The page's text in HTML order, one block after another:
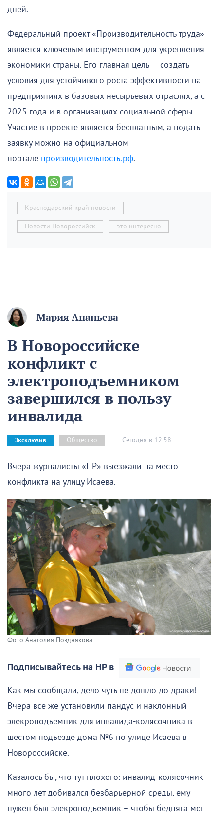
дней.
Федеральный проект «Производительность труда»
является ключевым инструментом для укрепления
экономики страны. Его главная цель — создать
условия для устойчивого роста эффективности на
предприятиях в базовых несырьевых отраслях, а с
2025 года и в организациях социальной сферы.
Участие в проекте является бесплатным, а подать
заявку можно на официальном
портале производительность.рф.
Краснодарский край новости
Новости Новороссийск это интересно
Мария Ананьева
В Новороссийске
конфликт с
электроподъемником
завершился в пользу
инвалида
Эксклюзив Общество Сегодня в 12:58
Вчера журналисты «НР» выезжали на место
конфликта на улицу Исаева.
Фото Анатолия Позднякова
Подписывайтесь на НР в
Как мы сообщали, дело чуть не дошло до драки!
Вчера все же установили пандус и наклонный
элекроподъемник для инвалида-колясочника в
шестом подъезде дома №6 по улице Исаева в
Новороссийске.
Казалось бы, что тут плохого: инвалид-колясочник
много лет добивался безбарьерной среды, ему
нужен был элекроподъемник – чтобы бедняга мог